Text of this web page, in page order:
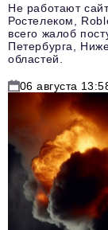
Не работают
Ростелеком,
всего жалоб
Петербурга,
областей.
06 августа